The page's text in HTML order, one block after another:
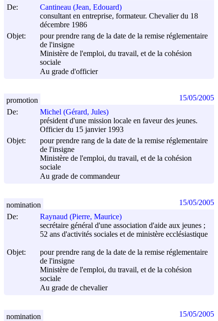
De:
Cantineau (Jean, Edouard)
consultant en entreprise, formateur. Chevalier du 18
décembre 1986
Objet:
pour prendre rang de la date de la remise réglementaire
de l'insigne
Ministère de l'emploi, du travail, et de la cohésion
sociale
Au grade d'officier
De:
Michel (Gérard, Jules)
président d'une mission locale en faveur des jeunes.
Officier du 15 janvier 1993
Objet:
pour prendre rang de la date de la remise réglementaire
de l'insigne
Ministère de l'emploi, du travail, et de la cohésion
sociale
Au grade de commandeur
promotion 15/05/2005
De:
Raynaud (Pierre, Maurice)
secrétaire général d'une association d'aide aux jeunes ;
52 ans d'activités sociales et de ministère ecclésiastique
Objet:
pour prendre rang de la date de la remise réglementaire
de l'insigne
Ministère de l'emploi, du travail, et de la cohésion
sociale
Au grade de chevalier
nomination 15/05/2005
nomination 15/05/2005